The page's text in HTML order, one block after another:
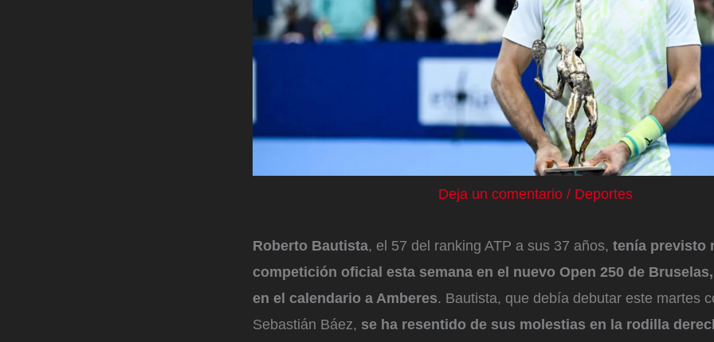
Deja un comentario / Deportes
Roberto Bautista, el 57 del ranking ATP a sus 37 años, tenía previsto
competición oficial esta semana en el nuevo Open 250 de
en el calendario a Amberes. Bautista, que debía debutar este martes
Sebastián Báez, se ha resentido de sus molestias en la rodilla